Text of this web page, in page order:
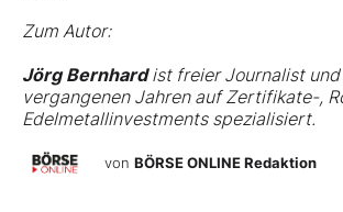
Zum Autor:
Jörg Bernhardist freier Journalist und
vergangenen Jahren auf Zertifikate-,
Edelmetallinvestments spezialisiert.
von BÖRSE ONLINE Redaktion